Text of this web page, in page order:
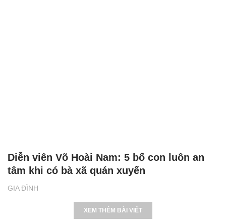
GIA ĐÌNH
Diễn viên Võ Hoài Nam: 5 bố con luôn an
tâm khi có bà xã quán xuyến
XEM THÊM BÀI VIẾT